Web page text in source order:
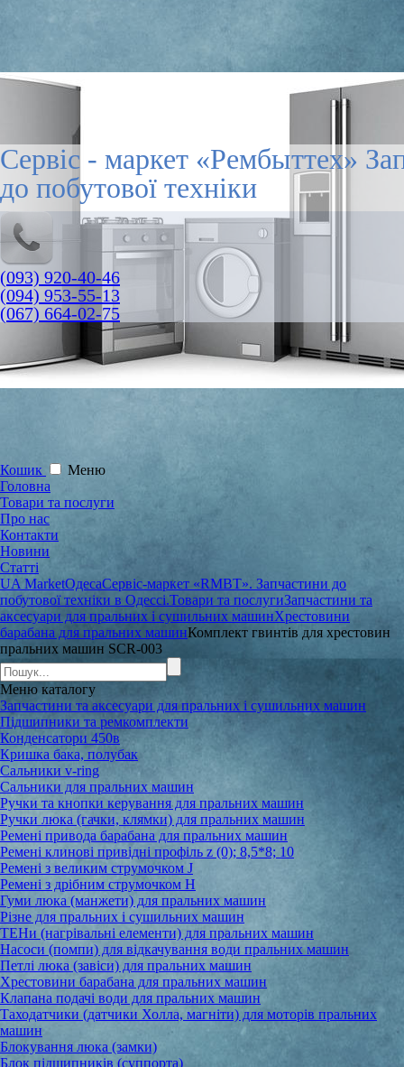
Сервіс - маркет «Рембыттех»
до побутової техніки
(093) 920-40-46
(094) 953-55-13
(067) 664-02-75
Кошик
Меню
Головна
Товари та послуги
Про нас
Контакти
Новини
Статті
UA MarketОдесаСервіс-маркет «RMBT». Запчастини до
побутової техніки в Одессі.Товари та послугиЗапчастини та
аксесуари для пральних і сушильних машинХрестовини
барабана для пральних машинКомплект гвинтів для хрестовин
пральних машин SCR-003
Меню каталогу
Запчастини та аксесуари для пральних і сушильних машин
Підшипники та ремкомплекти
Конденсатори 450в
Кришка бака, полубак
Сальники v-ring
Сальники для пральних машин
Ручки та кнопки керування для пральних машин
Ручки люка (гачки, клямки) для пральних машин
Ремені привода барабана для пральних машин
Ремені клинові привідні профіль z (0); 8,5*8; 10
Ремені з великим струмочком J
Ремені з дрібним струмочком Н
Гуми люка (манжети) для пральних машин
Різне для пральних і сушильних машин
ТЕНи (нагрівальні елементи) для пральних машин
Насоси (помпи) для відкачування води пральних машин
Петлі люка (завіси) для пральних машин
Хрестовини барабана для пральних машин
Клапана подачі води для пральних машин
Таходатчики (датчики Холла, магніти) для моторів пральних
машин
Блокування люка (замки)
Блок підшипників (суппорта)